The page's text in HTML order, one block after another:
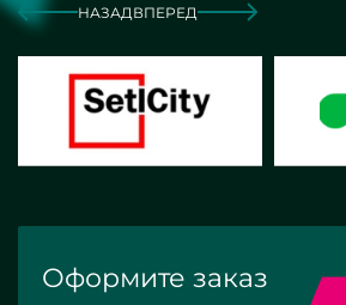
НАЗАД ВПЕРЕД
Оформите заказ